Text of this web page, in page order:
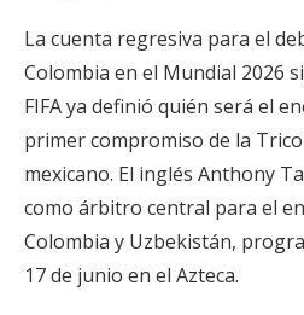
La cuenta regresiva para el
Colombia en el Mundial 2026
FIFA ya definió quién será el
primer compromiso de la
mexicano. El inglés Anthony
como árbitro central para el
Colombia y Uzbekistán,
17 de junio en el Azteca.